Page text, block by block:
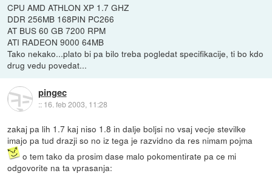
CPU AMD ATHLON XP 1.7 GHZ
DDR 256MB 168PIN PC266
AT BUS 60 GB 7200 RPM
ATI RADEON 9000 64MB
Tako nekako...plato bi pa bilo treba pogledat specifikacije, ti bo kdo
drug vedu povedat...
pingec
:: 16. feb 2003, 11:28
zakaj pa lih 1.7 kaj niso 1.8 in dalje boljsi no vsaj vecje stevilke
imajo pa tud drazji so no iz tega je razvidno da res nimam pojma
o tem tako da prosim dase malo pokomentirate pa ce mi
odgovorite na ta vprasanja: